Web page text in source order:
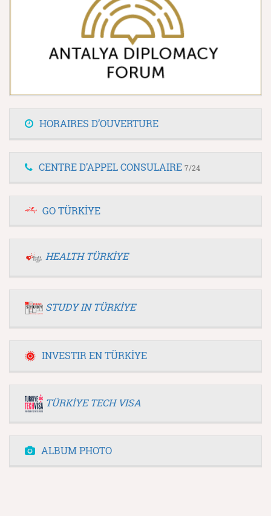
HORAIRES D’OUVERTURE
CENTRE D’APPEL CONSULAIRE 7/24
GO TÜRKİYE
HEALTH TÜRKİYE
STUDY IN TÜRKİYE
INVESTIR EN TÜRKİYE
TÜRKİYE TECH VISA
ALBUM PHOTO